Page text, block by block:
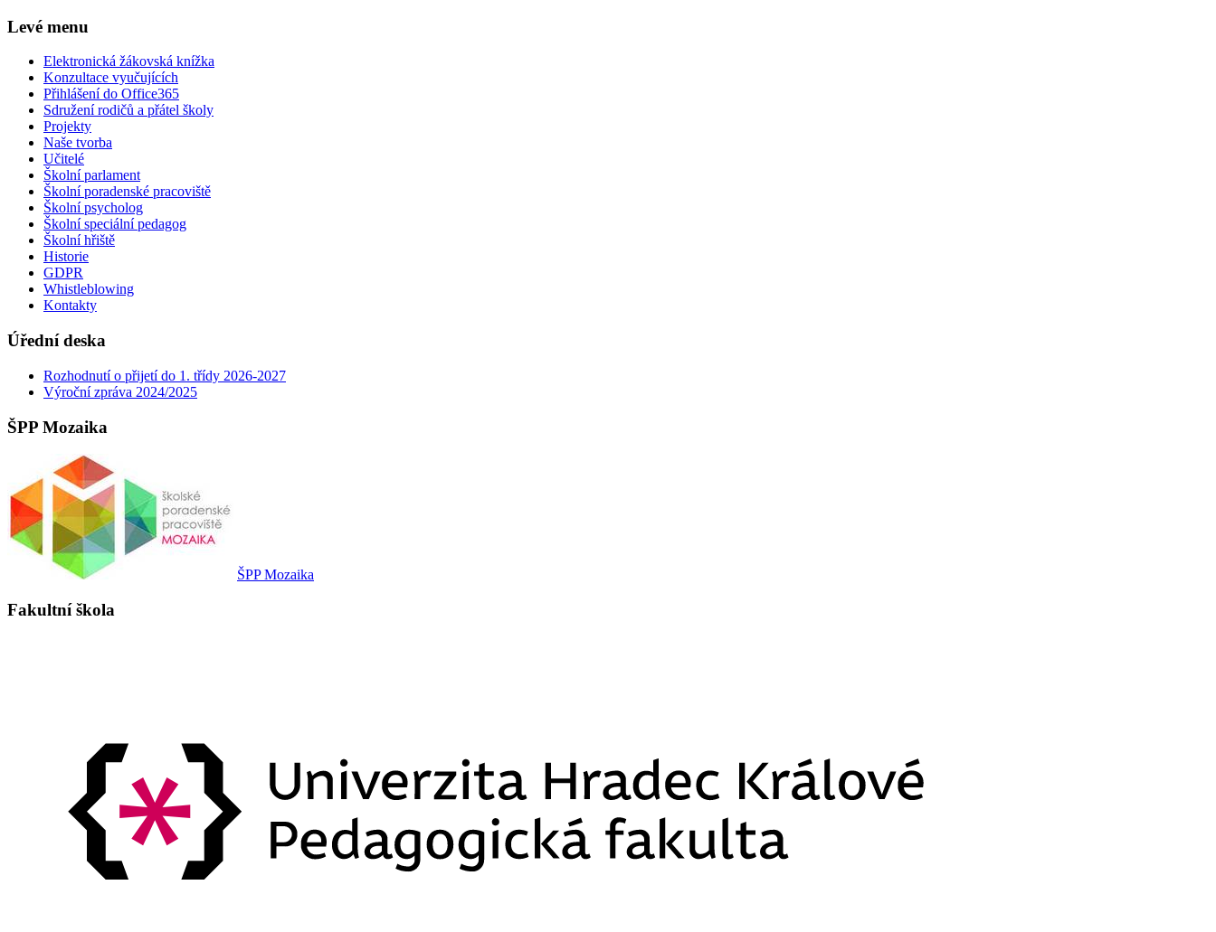
Levé menu
Elektronická žákovská knížka
Konzultace vyučujících
Přihlášení do Office365
Sdružení rodičů a přátel školy
Projekty
Naše tvorba
Učitelé
Školní parlament
Školní poradenské pracoviště
Školní psycholog
Školní speciální pedagog
Školní hřiště
Historie
GDPR
Whistleblowing
Kontakty
Úřední deska
Rozhodnutí o přijetí do 1. třídy 2026-2027
Výroční zpráva 2024/2025
ŠPP Mozaika
ŠPP Mozaika
Fakultní škola